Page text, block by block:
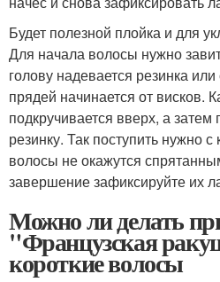
Будет полезной плойка и для
Для начала волосы нужно
голову надевается резинка
прядей начинается от висков.
подкручивается вверх, а
резинку. Так поступить нужно
волосы не окажутся
завершение зафиксируйте их
Можно ли делать
"Французская
короткие волосы